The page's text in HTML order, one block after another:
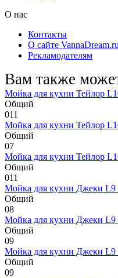
О нас
Контакты
О сайте VannaDream.ru
Рекламодателям
Вам также
Мойка для кухни Тейлор
Общий
011
Мойка для кухни Тейлор
Общий
07
Мойка для кухни Тейлор
Общий
011
Мойка для кухни Джеки L9
Общий
08
Мойка для кухни Джеки
Общий
09
Мойка для кухни Джеки
Общий
09